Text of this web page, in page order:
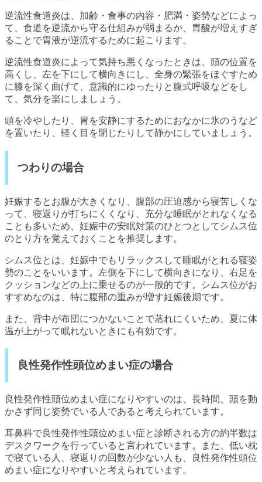
逆流性食道炎は、加齢・食事の内容・肥満・姿勢などによっ
て、食道を逆流から守る仕組みが弱まるか、胃酸が増えすぎ
ることで胃液が逆流するために起こります。
逆流性食道炎によって気持ち悪くなったときは、頭の位置を
高くし、左を下にして横向きにし、全身の緊張をほぐすため
に膝を深く曲げて、意識的にゆったりと腹式呼吸などをし
て、気分を楽にしましょう。
頭を冷やしたり、胃を安静にするためにおなかに氷のうなど
を置いたり、軽く目を閉じたりして静かにしていましょう。
つわりの場合
妊娠するとお腹が大きくなり、腹部の圧迫感から寝苦しくな
って、寝返りが打ちにくくなり、充分な睡眠がとれなくなる
ことも多いため、妊娠中の安眠対策のひとつとしてシムス位
のとり方を覚えておくことを推奨します。
シムス位とは、妊娠中でもリラックスして睡眠がとれる寝姿
勢のことをいいます。左側を下にして横向きになり、右足を
クッションなどの上に乗せるのが一般的です。シムス位がお
すすめなのは、特に腹部の重みが増す妊娠後期です。
また、背中が布団につかないことで蒸れにくいため、夏に体
温が上がって眠れないときにも有効です。
良性発作性頭位めまい症の場合
良性発作性頭位めまい症になりやすいのは、長時間、頭を動
かさず同じ姿勢でいる人であると考えられています。
耳鼻科で良性発作性頭位めまい症と診断される方の約半数は
デスクワークを行っていると言われています。また、低い枕
で寝ている人、寝返りの回数が少ない人も、良性発作性頭位
めまい症になりやすいと考えられています。